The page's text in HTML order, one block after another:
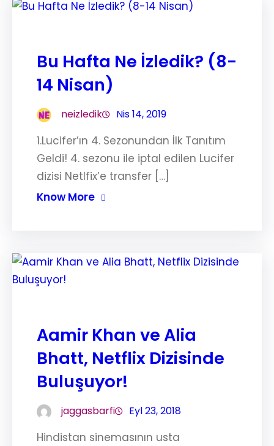
Bu Hafta Ne İzledik? (8-
14 Nisan)
neizledik Nis 14, 2019
1.Lucifer’ın 4. Sezonundan İlk Tanıtım
Geldi! 4. sezonu ile iptal edilen Lucifer
dizisi Netlfix’e transfer […]
Know More
Aamir Khan ve Alia
Bhatt, Netflix Dizisinde
Buluşuyor!
jaggasbarfi Eyl 23, 2018
Hindistan sinemasının usta